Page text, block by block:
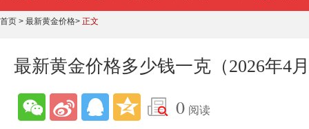
首页 > 最新黄金价格> 正文
最新黄金价格多少钱一克（2026年4
0 阅读